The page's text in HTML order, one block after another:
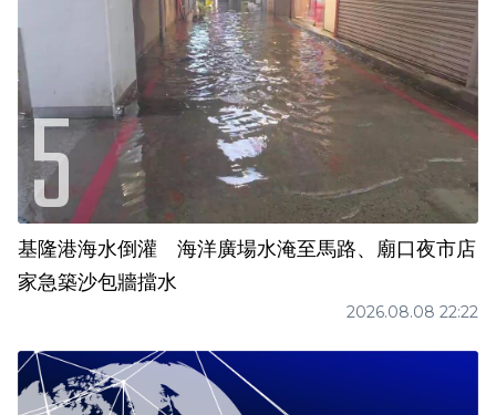
基隆港海水倒灌 海洋廣場水淹至馬路、廟口夜市店
家急築沙包牆擋水
2026.08.08 22:22